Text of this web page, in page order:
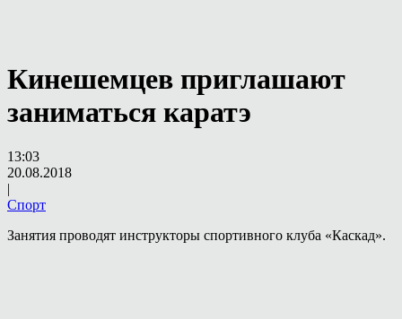
Кинешемцев приглашают
заниматься каратэ
13:03
20.08.2018
|
Спорт
Занятия проводят инструкторы спортивного клуба «Каскад».